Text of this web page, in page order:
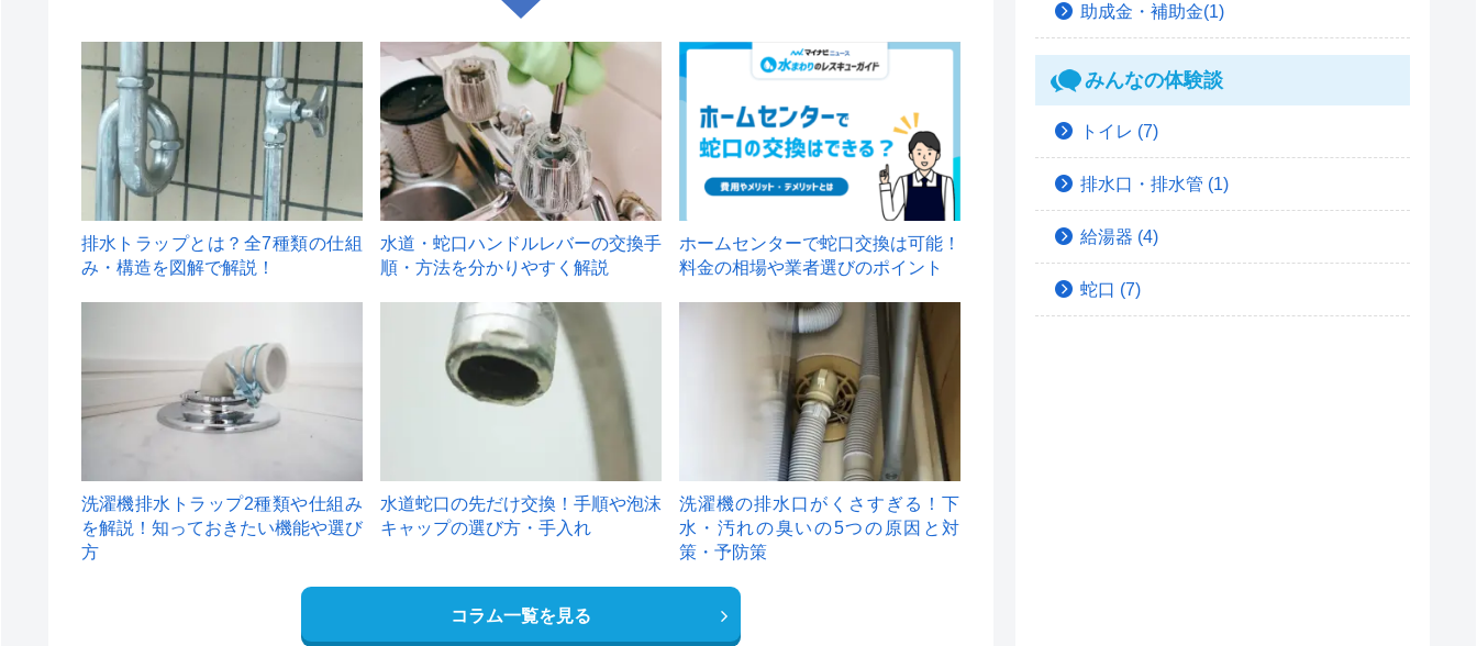
1
排水トラップとは？全7種類の仕組
み・構造を図解で解説！
2
水道・蛇口ハンドルレバーの交換手
順・方法を分かりやすく解説
ホームセンターで蛇口交換は可能！
料金の相場や業者選びのポイント
洗濯機排水トラップ2種類や仕組み
を解説！知っておきたい機能や選び
方
水道蛇口の先だけ交換！手順や泡沫
キャップの選び方・手入れ
洗濯機の排水口がくさすぎる！下
水・汚れの臭いの5つの原因と対
策・予防策
コラム一覧を見る
助成金・補助金(1)
みんなの体験談
トイレ (7)
排水口・排水管 (1)
給湯器 (4)
蛇口 (7)